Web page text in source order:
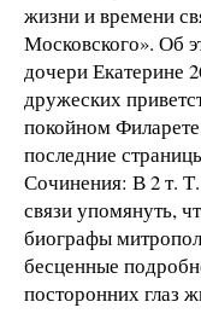
жизни и времени
Московского». Об
дочери Екатерине
дружеских
покойном
последние
Сочинения: В 2 т.
связи упомянуть,
биографы
бесценные
посторонних глаз